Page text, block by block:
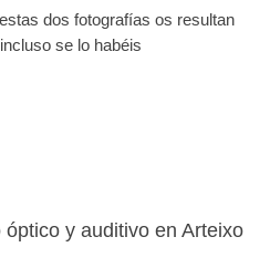
dos fotografías os resultan
se lo habéis
y auditivo en Arteixo